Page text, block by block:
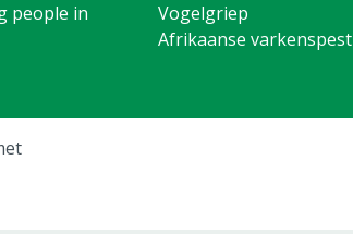
people in
Vogelgriep
Afrikaanse varkenspest